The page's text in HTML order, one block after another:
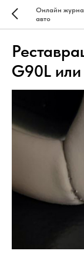
Онлайн
авто
G90L